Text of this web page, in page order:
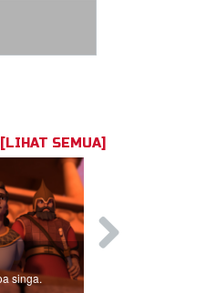
[LIHAT SEMUA]
singa.